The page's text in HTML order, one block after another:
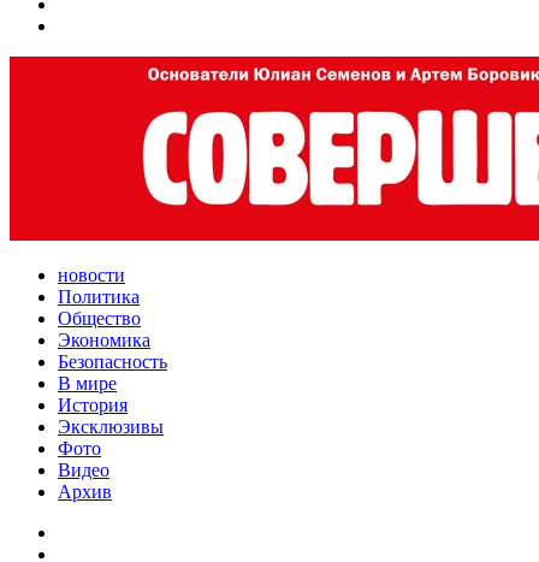
новости
Политика
Общество
Экономика
Безопасность
В мире
История
Эксклюзивы
Фото
Видео
Архив